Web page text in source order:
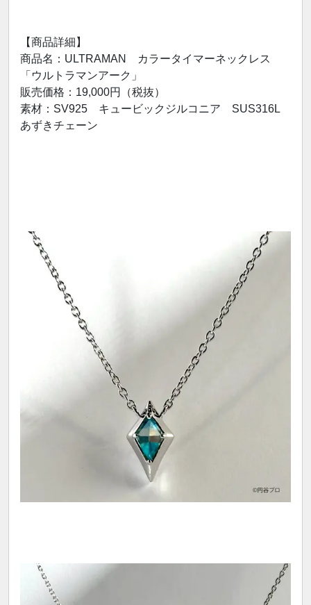
【商品詳細】
商品名：ULTRAMAN カラータイマーネックレス
「ウルトラマンアーク」
販売価格：19,000円（税抜）
素材：SV925 キュービックジルコニア SUS316L
あずきチェーン